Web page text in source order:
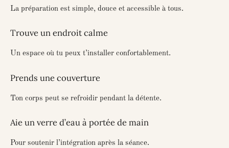
La préparation est simple, douce et accessible à tous.
Trouve un endroit calme
Un espace où tu peux t’installer confortablement.
Prends une couverture
Ton corps peut se refroidir pendant la détente.
Aie un verre d’eau à portée de main
Pour soutenir l’intégration après la séance.